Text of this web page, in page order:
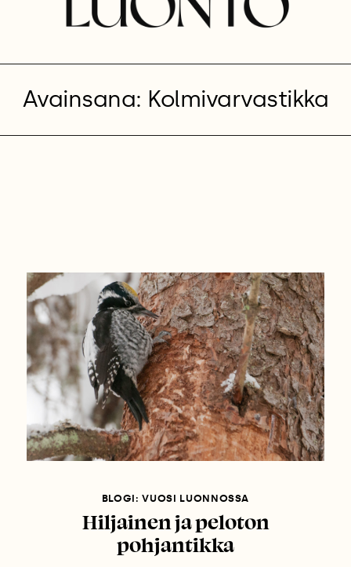
Avainsana: Kolmivarvastikka
BLOGI: VUOSI LUONNOSSA
Hiljainen ja peloton
pohjantikka